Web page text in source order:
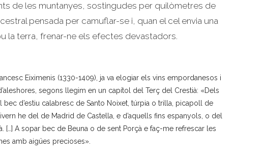
de les muntanyes, sostingudes per quilòmetres de
pensada per camuflar-se i, quan el cel envia una
la terra, frenar-ne els efectes devastadors.
Eiximenis (1330-1409), ja va elogiar els vins empordanesos i
segons llegim en un capítol del Terç del Crestià: «Dels
d’estiu calabresc de Santo Noixet, túrpia o trilla, picapoll de
he del de Madrid de Castella, e d’aquells fins espanyols, o del
[…] A sopar bec de Beuna o de sent Porçà e faç-me refrescar les
amb aigües precioses».